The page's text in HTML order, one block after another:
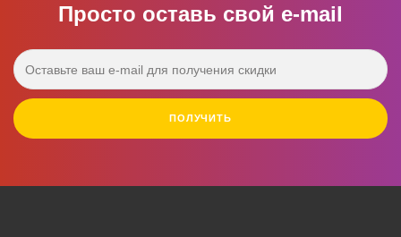
Просто оставь свой e‑mail
ПОЛУЧИТЬ